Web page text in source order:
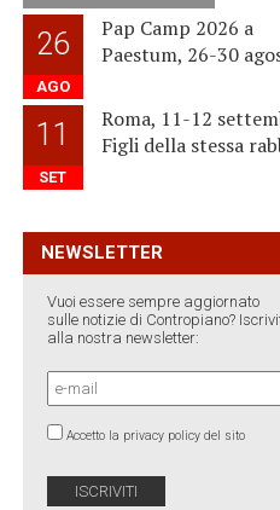
26
AGO
Pap Camp 2026 a
Paestum, 26-30
11
SET
Roma, 11-12
Figli della stessa
NEWSLETTER
Vuoi essere sempre aggiornato
sulle notizie di Contropiano?
alla nostra newsletter:
Accetto la privacy policy del sito